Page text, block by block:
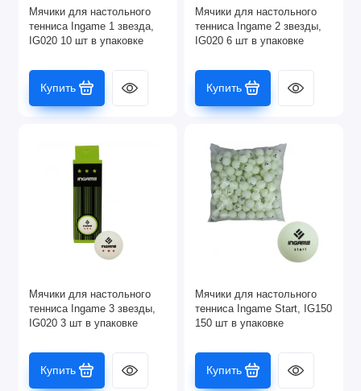
Футбол
Показать все
Мячики для настольного
тенниса Ingame 1 звезда,
IG020 10 шт в упаковке
Купить
Мячики для настольного
тенниса Ingame 2 звезды,
IG020 6 шт в упаковке
Купить
Мячики для настольного
тенниса Ingame 3 звезды,
IG020 3 шт в упаковке
Купить
Мячики для настольного
тенниса Ingame Start, IG150
150 шт в упаковке
Купить